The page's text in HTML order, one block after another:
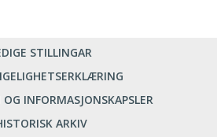
STILLINGAR
OG INFORMASJONSKAPSLER
ARKIV